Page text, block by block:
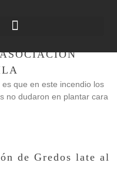
que en este incendio los
no dudaron en plantar cara
de Gredos late al